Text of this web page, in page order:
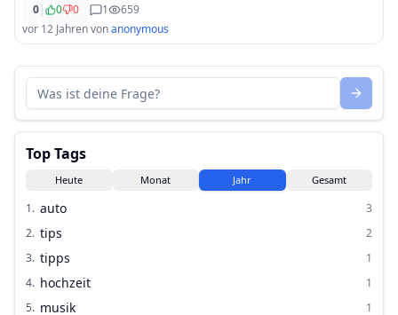
0| 0 0 1
659
vor 12 Jahrenvonanonymous
Top Tags
Heute Monat Jahr Gesamt
1. auto
3
2. tips
2
3. tipps
1
4. hochzeit
1
5. musik
1